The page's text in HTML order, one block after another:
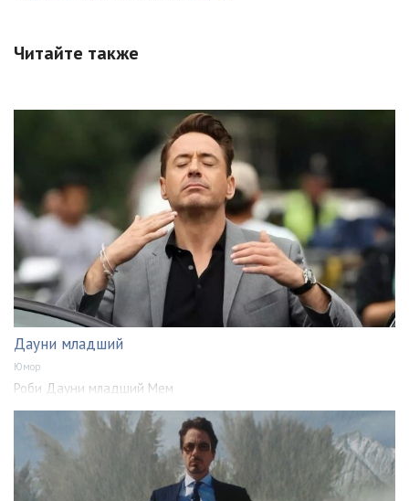
Читайте также
Дауни младший
Юмор
Роби Дауни младший Мем